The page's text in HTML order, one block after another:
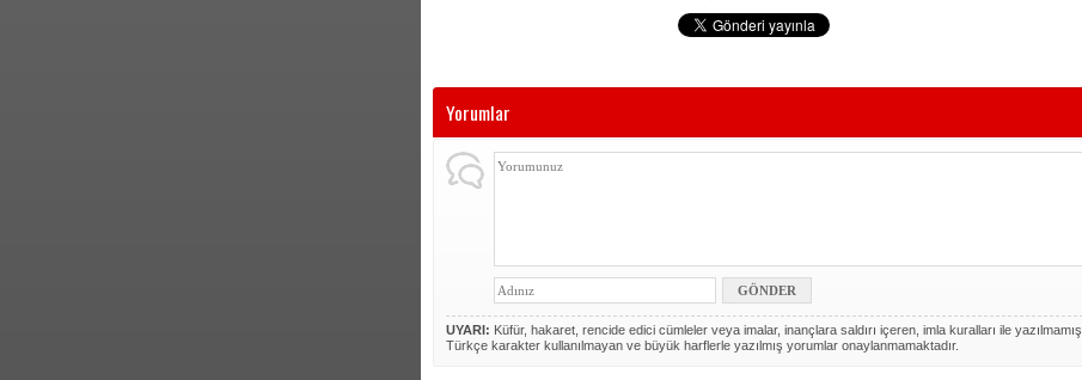
Yorumlar
UYARI: Küfür, hakaret, rencide edici cümleler veya imalar, inançlara saldırı içeren, imla kuralları ile yazılmamış,
Türkçe karakter kullanılmayan ve büyük harflerle yazılmış yorumlar onaylanmamaktadır.